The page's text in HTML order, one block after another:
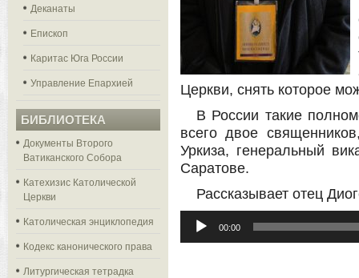
Деканаты
Епископ
Каритас Юга России
Управление Епархией
БИБЛИОТЕКА
Документы Второго
Ватиканского Собора
Катехизис Католической
Церкви
Католическая энциклопедия
Кодекс канонического права
Литургическая тетрадка
Церкви, снять которое
В России такие
всего двое
Уркиза, генеральный
Саратове.
Рассказывает отец
Аудиоплеер
00:00